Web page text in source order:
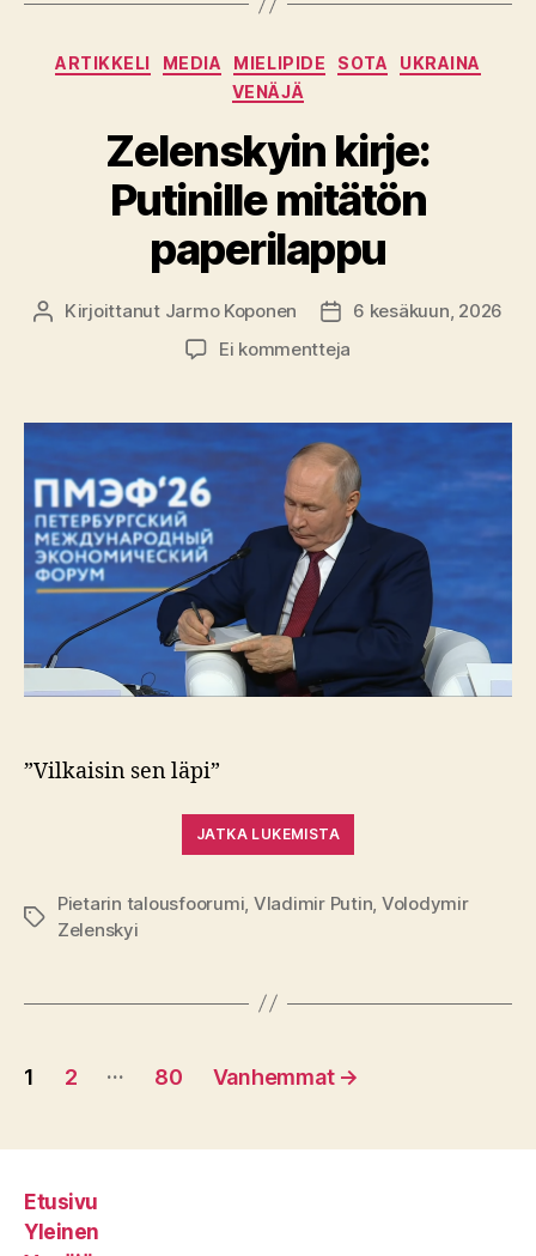
Kategoriat
ARTIKKELI MEDIA MIELIPIDE SOTA
UKRAINA
VENÄJÄ
Zelenskyin kirje:
Putinille mitätön
paperilappu
Kirjoittaja
Kirjoittanut Jarmo Koponen Julkaisupäivämäärä
6 kesäkuun, 2026
Ei kommentteja
Putinille
mitätön
paperilappu
”Vilkaisin sen läpi”
JATKA LUKEMISTA
Avainsanat
Pietarin talousfoorumi, Vladimir Putin, Volodymir
Zelenskyi
Artikkelien
1 2 … 80 Vanhemmat →
Etusivu
Yleinen